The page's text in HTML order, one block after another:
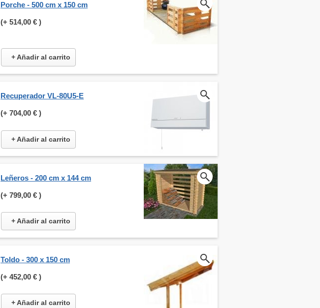
Porche - 500 cm x 150 cm
(+ 514,00 € )
+ Añadir al carrito
Recuperador VL-80U5-E
(+ 704,00 € )
+ Añadir al carrito
Leñeros - 200 cm x 144 cm
(+ 799,00 € )
+ Añadir al carrito
Toldo - 300 x 150 cm
(+ 452,00 € )
+ Añadir al carrito